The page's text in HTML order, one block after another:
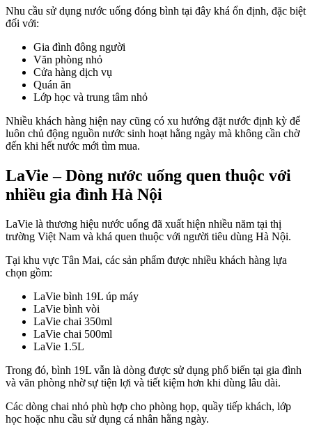
Nhu cầu sử dụng nước uống đóng bình tại đây khá ổn định, đặc biệt
đối với:
Gia đình đông người
Văn phòng nhỏ
Cửa hàng dịch vụ
Quán ăn
Lớp học và trung tâm nhỏ
Nhiều khách hàng hiện nay cũng có xu hướng đặt nước định kỳ để
luôn chủ động nguồn nước sinh hoạt hằng ngày mà không cần chờ
đến khi hết nước mới tìm mua.
LaVie – Dòng nước uống quen thuộc với
nhiều gia đình Hà Nội
LaVie là thương hiệu nước uống đã xuất hiện nhiều năm tại thị
trường Việt Nam và khá quen thuộc với người tiêu dùng Hà Nội.
Tại khu vực Tân Mai, các sản phẩm được nhiều khách hàng lựa
chọn gồm:
LaVie bình 19L úp máy
LaVie bình vòi
LaVie chai 350ml
LaVie chai 500ml
LaVie 1.5L
Trong đó, bình 19L vẫn là dòng được sử dụng phổ biến tại gia đình
và văn phòng nhờ sự tiện lợi và tiết kiệm hơn khi dùng lâu dài.
Các dòng chai nhỏ phù hợp cho phòng họp, quầy tiếp khách, lớp
học hoặc nhu cầu sử dụng cá nhân hằng ngày.